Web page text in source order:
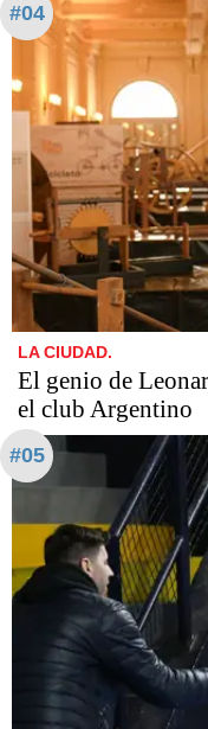
#04
LA CIUDAD.
El genio de
el club Argentino
#05